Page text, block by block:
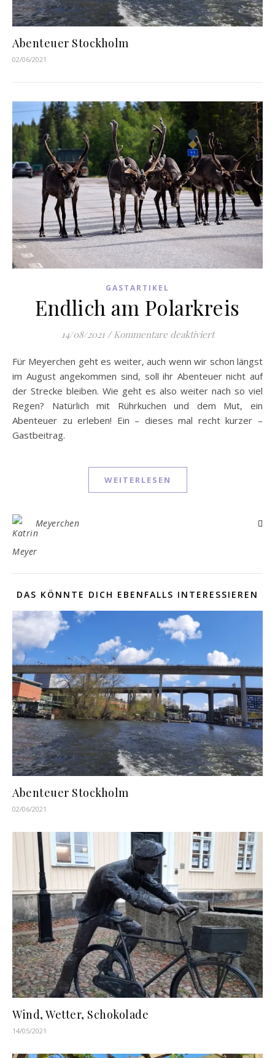
Abenteuer Stockholm
02/06/2021
GASTARTIKEL
Endlich am Polarkreis
14/08/2021 / Kommentare deaktiviertfür Endlich
Für Meyerchen geht es weiter, auch wenn wir schon längst
im August angekommen sind, soll ihr Abenteuer nicht auf
der Strecke bleiben. Wie geht es also weiter nach so viel
Regen? Natürlich mit Rührkuchen und dem Mut, ein
Abenteuer zu erleben! Ein – dieses mal recht kurzer –
Gastbeitrag.
WEITERLESEN
Meyerchen
DAS KÖNNTE DICH EBENFALLS INTERESSIEREN
Abenteuer Stockholm
02/06/2021
Wind, Wetter, Schokolade
14/05/2021